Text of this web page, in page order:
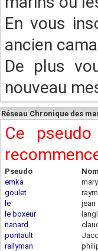
En vous
ancien
De plus
nouveau
Réseau Chronique des
Ce
Pseudo Nom
emka
goulet
le
jean
le boxeur
nanard
pontault
rallyman